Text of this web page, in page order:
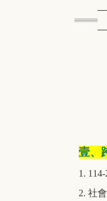
壹、
1.
2. 社